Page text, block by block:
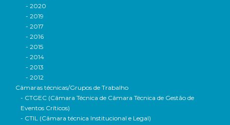
- 2020
- 2019
- 2017
- 2016
- 2015
- 2014
- 2013
- 2012
Câmaras técnicas/Grupos de Trabalho
- CTGEC (Câmara Técnica de Câmara Técnica de Gestão de
Eventos Críticos)
- CTIL (Câmara técnica Institucional e Legal)